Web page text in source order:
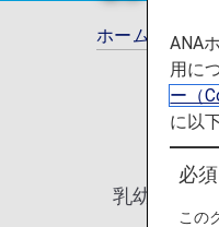
ホーム ご
乳幼児や小
ANA
用に
ー（
に以
必
この